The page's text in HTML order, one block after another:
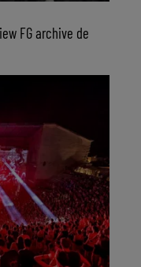
FG archive de